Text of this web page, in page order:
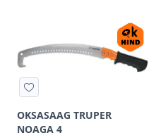
OKSASAAG TRUPER
NOAGA 4